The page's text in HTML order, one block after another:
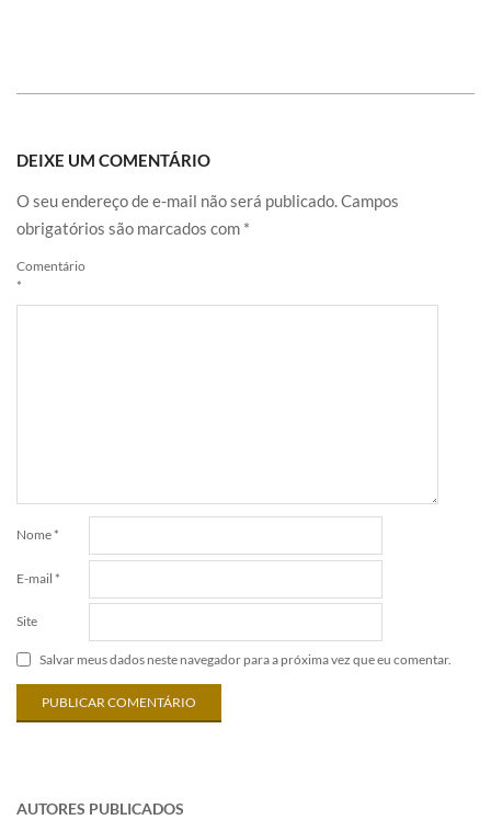
DEIXE UM COMENTÁRIO
O seu endereço de e-mail não será publicado.Campos
obrigatórios são marcados com *
Comentário
*
Nome *
E-mail *
Site
Salvar meus dados neste navegador para a próxima vez que eu comentar.
AUTORES PUBLICADOS